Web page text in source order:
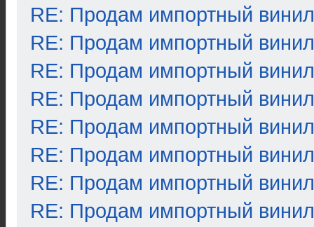
RE: Продам импортный винил
RE: Продам импортный винил
RE: Продам импортный винил
RE: Продам импортный винил
RE: Продам импортный винил
RE: Продам импортный винил
RE: Продам импортный винил
RE: Продам импортный винил